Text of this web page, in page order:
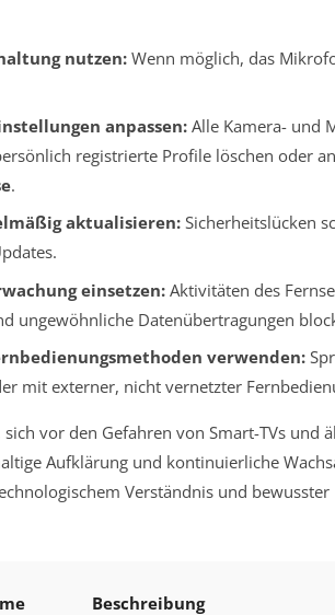
nutzen:Wenn möglich, das
anpassen:Alle Kamera- und
registrierte Profile löschen oder
.
aktualisieren:Sicherheitslücken
einsetzen:Aktivitäten des
ungewöhnliche Datenübertragungen
verwenden:
mit externer, nicht vernetzter
vor den Gefahren von Smart-TVs und
Aufklärung und kontinuierliche
Verständnis und
Beschreibung